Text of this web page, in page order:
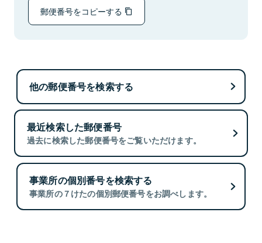
郵便番号をコピーする
他の郵便番号を検索する
最近検索した郵便番号
過去に検索した郵便番号をご覧いただけます。
事業所の個別番号を検索する
事業所の７けたの個別郵便番号をお調べします。